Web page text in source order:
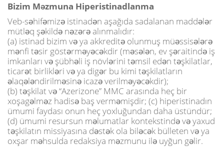
Bizim Məzmuna Hiperistinadlanma
Veb-səhifəmizə istinadən aşağıda sadalanan maddələr
mütləq şəkildə nəzərə alınmalıdır:
(a) istinad bizim və ya akkreditə olunmuş müəssisələrə
mənfi təsir göstərməyəcəkdir (məsələn, ev şəraitində iş
imkanları və şübhəli iş növlərini təmsil edən təşkilatlar,
ticarət birlikləri və ya digər bu kimi təşkilatların
əlaqələndirilməsinə icazə verilməyəcəkdir);
(b) təşkilat və “Azerizone” MMC arasında heç bir
xoşagəlməz hadisə baş verməmişdir; (c) hiperistinadın
ümumi faydası onun heç yoxluğundan daha üstündür;
(d) ümumi resursun məlumatlar kontekstində və yaxud
təşkilatın missiyasına dəstək ola biləcək bülleten və ya
oxşar məhsulda redaksiya məzmunu ilə uyğun gəlir.